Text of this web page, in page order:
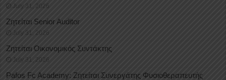
July 31, 2026
Ζητείται Senior Auditor
July 31, 2026
Ζητείται Οικονομικός Συντάκτης
July 31, 2026
Pafos Fc Academy: Ζητείται Συνεργάτης Φυσιοθεραπευτής